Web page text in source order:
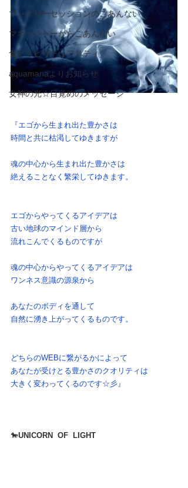
マンスリーセッションのごあんない
マネージャーからごあんない
食とスピリチュアリティ
aquamanaよりお知らせ
女神の光☆目覚めのメッセージ
『エゴから生まれ出た豊かさは
時間と共に枯渇してゆきますが
魂の中心から生まれ出た豊かさは
絶えることなく繁栄してゆきます。
エゴからやってくるアイデアは
古い地球のマインド層から
流れこんでくるものですが
魂の中心からやってくるアイデアは
ワンネス意識の源泉から
あなたのボディを通して
自然に湧き上がってくるものです。
どちらのWEBに繋がるかによって
あなたが受けとる豊かさのクオリティは
大きく変わってくるのです☆彡』
🐎UNICORN  OF  LIGHT